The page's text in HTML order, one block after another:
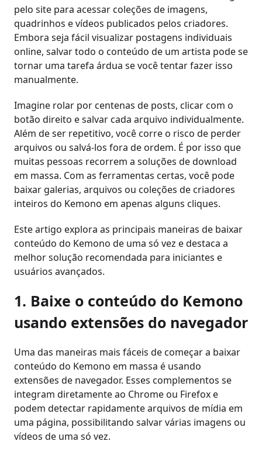
pelo site para acessar coleções de imagens,
quadrinhos e vídeos publicados pelos criadores.
Embora seja fácil visualizar postagens individuais
online, salvar todo o conteúdo de um artista pode se
tornar uma tarefa árdua se você tentar fazer isso
manualmente.
Imagine rolar por centenas de posts, clicar com o
botão direito e salvar cada arquivo individualmente.
Além de ser repetitivo, você corre o risco de perder
arquivos ou salvá-los fora de ordem. É por isso que
muitas pessoas recorrem a soluções de download
em massa. Com as ferramentas certas, você pode
baixar galerias, arquivos ou coleções de criadores
inteiros do Kemono em apenas alguns cliques.
Este artigo explora as principais maneiras de baixar
conteúdo do Kemono de uma só vez e destaca a
melhor solução recomendada para iniciantes e
usuários avançados.
1. Baixe o conteúdo do Kemono
usando extensões do navegador
Uma das maneiras mais fáceis de começar a baixar
conteúdo do Kemono em massa é usando
extensões de navegador. Esses complementos se
integram diretamente ao Chrome ou Firefox e
podem detectar rapidamente arquivos de mídia em
uma página, possibilitando salvar várias imagens ou
vídeos de uma só vez.